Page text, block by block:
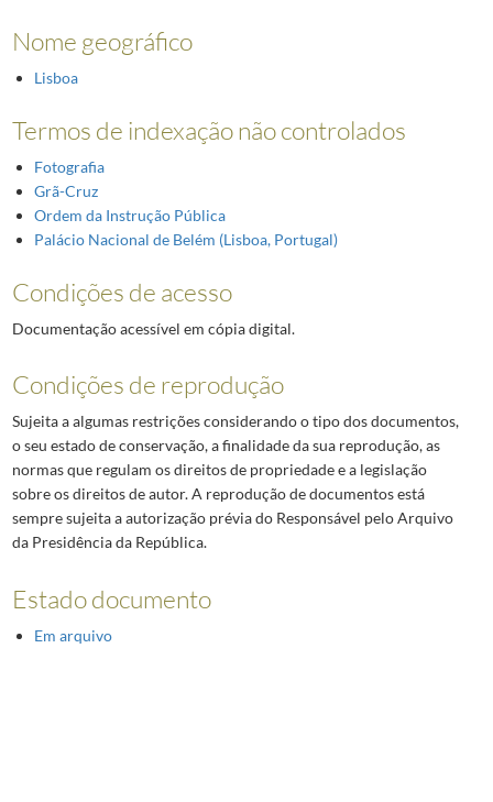
Nome geográfico
Lisboa
Termos de indexação não controlados
Fotografia
Grã-Cruz
Ordem da Instrução Pública
Palácio Nacional de Belém (Lisboa, Portugal)
Condições de acesso
Documentação acessível em cópia digital.
Condições de reprodução
Sujeita a algumas restrições considerando o tipo dos documentos,
o seu estado de conservação, a finalidade da sua reprodução, as
normas que regulam os direitos de propriedade e a legislação
sobre os direitos de autor. A reprodução de documentos está
sempre sujeita a autorização prévia do Responsável pelo Arquivo
da Presidência da República.
Estado documento
Em arquivo